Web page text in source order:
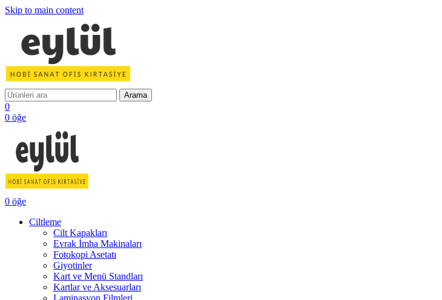
Skip to main content
Arama
0
0 öğe
0 öğe
Ciltleme
Cilt Kapakları
Evrak İmha Makinaları
Fotokopi Asetatı
Giyotinler
Kart ve Menü Standları
Kartlar ve Aksesuarları
Laminasyon Filmleri